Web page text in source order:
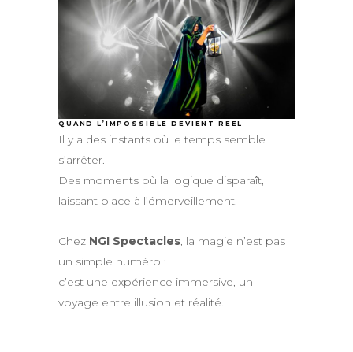
QUAND L’IMPOSSIBLE DEVIENT RÉEL
Il y a des instants où le temps semble
s’arrêter.
Des moments où la logique disparaît,
laissant place à l’émerveillement.
Chez NGI Spectacles, la magie n’est pas
un simple numéro :
c’est une expérience immersive, un
voyage entre illusion et réalité.